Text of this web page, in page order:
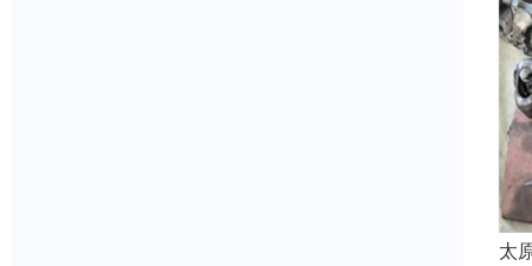
太